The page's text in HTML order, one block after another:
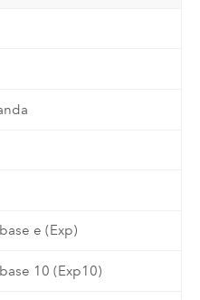
e (Exp)
10 (Exp10)